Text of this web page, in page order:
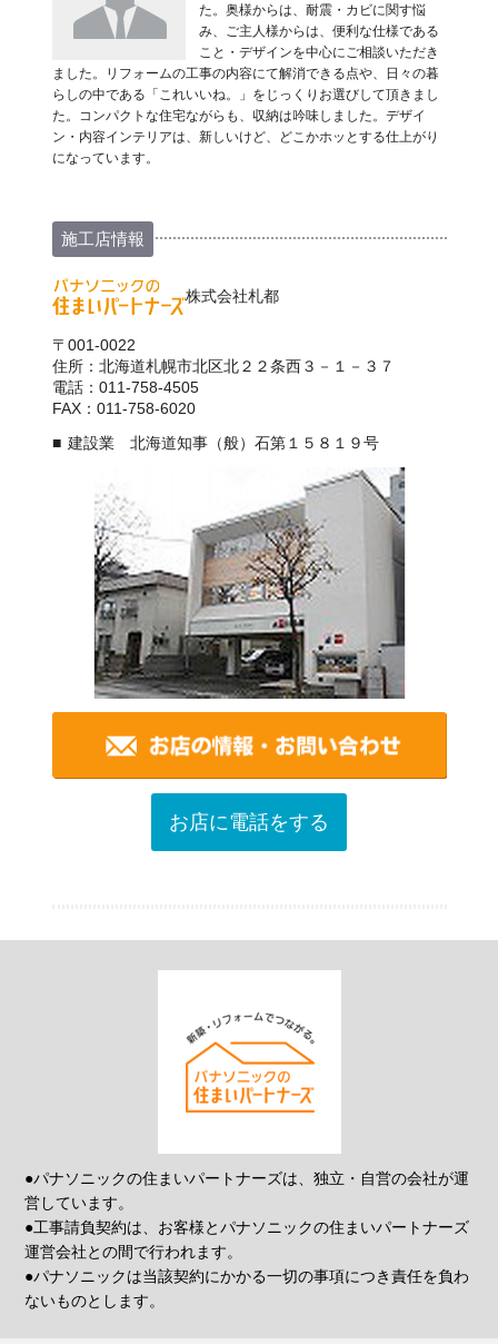
た。奥様からは、耐震・カビに関す悩
み、ご主人様からは、便利な仕様である
こと・デザインを中心にご相談いただき
ました。リフォームの工事の内容にて解消できる点や、日々の暮
らしの中である「これいいね。」をじっくりお選びして頂きまし
た。コンパクトな住宅ながらも、収納は吟味しました。デザイ
ン・内容インテリアは、新しいけど、どこかホッとする仕上がり
になっています。
施工店情報
株式会社札都
〒001-0022
住所：北海道札幌市北区北２２条西３－１－３７
電話：011-758-4505
FAX：011-758-6020
建設業 北海道知事（般）石第１５８１９号
お店に電話をする
●パナソニックの住まいパートナーズは、独立・自営の会社が運
営しています。
●工事請負契約は、お客様とパナソニックの住まいパートナーズ
運営会社との間で行われます。
●パナソニックは当該契約にかかる一切の事項につき責任を負わ
ないものとします。